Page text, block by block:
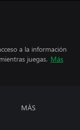
a la información
juegas. Más
MÁS